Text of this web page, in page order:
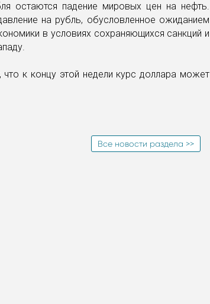
остаются падение мировых цен на нефть.
на рубль, обусловленное ожиданием
в условиях сохраняющихся санкций и
к концу этой недели курс доллара может
Все новости раздела >>